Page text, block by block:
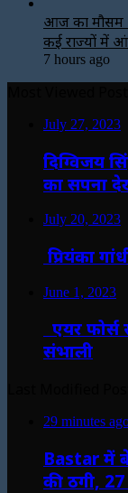
आज का मौसम
कई राज्यों में
7 hours ago
July 27, 2023
दिग्विजय
का सपना
July 20, 2023
प्रियंका
June 1, 2023
एयर
संभाली
29 minutes
Bastar में
की ठगी,